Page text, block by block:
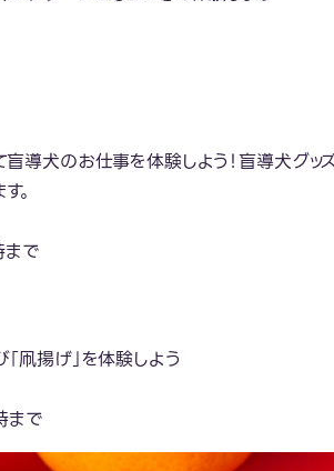
導犬のお仕事を体験しよう！盲導犬グッ
。
まで
凧揚げ」を体験しよう
まで